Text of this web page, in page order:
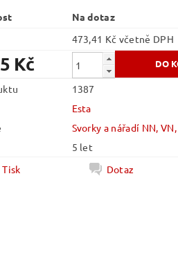
Na dotaz
473,41 Kč včetně DPH
Kč
1387
Esta
Svorky a nářadí NN,
5 let
Tisk
Dotaz